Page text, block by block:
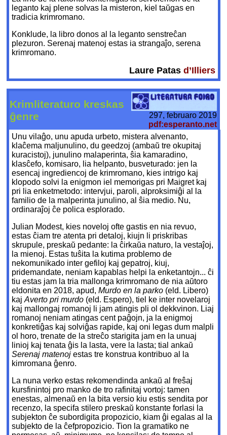
leganto kaj plene solvas la misteron, kiel taŭgas en
tradicia krimromano.
Konklude, la libro donos al la leganto senstreĉan
plezuron. Serenaj matenoj estas ia strangaĵo, serena
krimromano.
Laure Patas d’Illiers
Krimliteraturo kreskas
ĝenre
297, februaro 2019
pdf:esperanto.net
Unu vilaĝo, unu apuda urbeto, mistera alvenanto,
klaĉema maljunulino, du geedzoj (ambaŭ tre okupitaj
kuracistoj), junulino malaperinta, ŝia kamaradino,
klasĉefo, komisaro, lia helpanto, busveturado: jen la
esencaj ingrediencoj de krimromano, kies intrigo kaj
klopodo solvi la enigmon iel memorigas pri Maigret kaj
pri lia enketmetodo: intervjui, paroli, alproksimiĝi al la
familio de la malperinta junulino, al ŝia medio. Nu,
ordinaraĵoj ĉe polica esplorado.
Julian Modest, kies noveloj ofte gastis en nia revuo,
estas ĉiam tre atenta pri detaloj, kiujn li priskribas
skrupule, preskaŭ pedante: la ĉirkaŭa naturo, la vestaĵoj,
la mienoj. Estas tuŝita la kutima problemo de
nekomunikado inter gefiloj kaj gepatroj, kiuj,
pridemandate, neniam kapablas helpi la enketantojn... ĉi
tiu estas jam la tria mallonga krimromano de nia aŭtoro
eldonita en 2018, apud,Murdo en la parko (eld. Libero)
kajAverto pri murdo (eld. Espero), tiel ke inter novelaroj
kaj mallongaj romanoj li jam atingis pli ol dekkvinon. Liaj
romanoj neniam atingas cent paĝojn, ja la enigmoj
konkretiĝas kaj solviĝas rapide, kaj oni legas dum malpli
ol horo, trenate de la streĉo starigita jam en la unuaj
linioj kaj tenata ĝis la lasta, vere la lasta; tial ankaŭ
Serenaj matenoj estas tre konstrua kontribuo al la
kimromana ĝenro.
La nuna verko estas rekomendinda ankaŭ al freŝaj
kursfinintoj pro manko de tro rafinitaj vortoj: tamen
enestas, almenaŭ en la bita versio kiu estis sendita por
recenzo, la specifa stilero preskaŭ konstante forlasi la
subjekton ĉe subordigita propozicio, kiam ĝi egalas al la
subjekto de la ĉefpropozicio. Tion la gramatiko ne